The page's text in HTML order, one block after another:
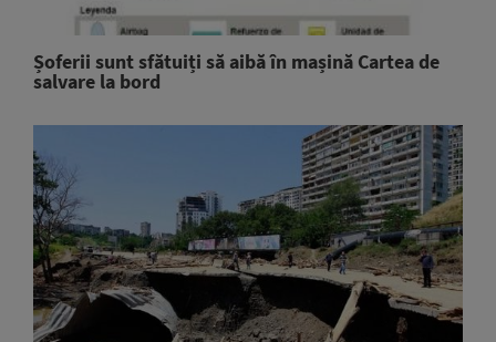
Șoferii sunt sfătuiți să aibă în mașină Cartea de
salvare la bord